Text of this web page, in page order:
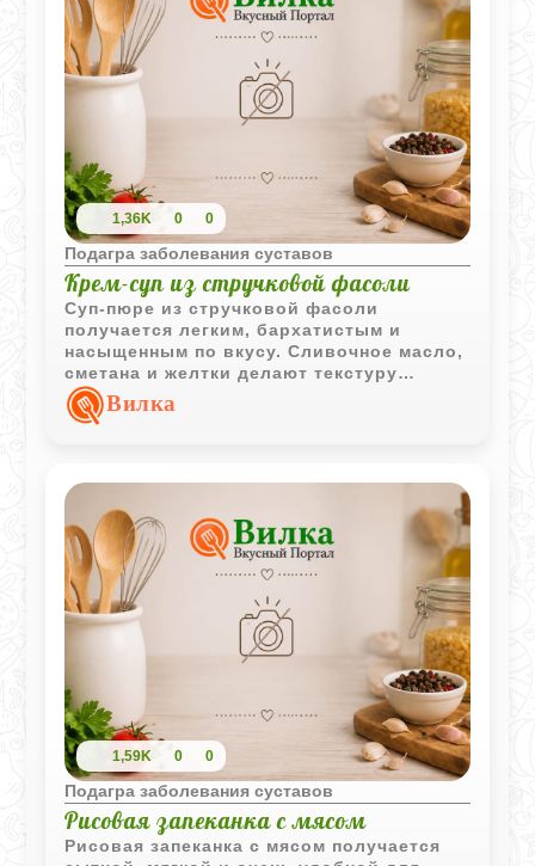
1,36K 0 0
Подагра заболевания суставов
Крем-суп из стручковой фасоли
Суп-пюре из стручковой фасоли
получается легким, бархатистым и
насыщенным по вкусу. Сливочное масло,
сметана и желтки делают текстуру
мягкой, а подача с гренками отлично
дополняет блюдо.
Вилка
1,59K 0 0
Подагра заболевания суставов
Рисовая запеканка с мясом
Рисовая запеканка с мясом получается